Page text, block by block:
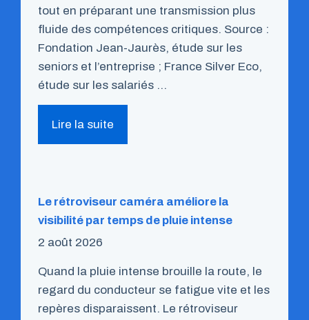
tout en préparant une transmission plus
fluide des compétences critiques. Source :
Fondation Jean-Jaurès, étude sur les
seniors et l’entreprise ; France Silver Eco,
étude sur les salariés …
Lire la suite
Le rétroviseur caméra améliore la
visibilité par temps de pluie intense
2 août 2026
Quand la pluie intense brouille la route, le
regard du conducteur se fatigue vite et les
repères disparaissent. Le rétroviseur